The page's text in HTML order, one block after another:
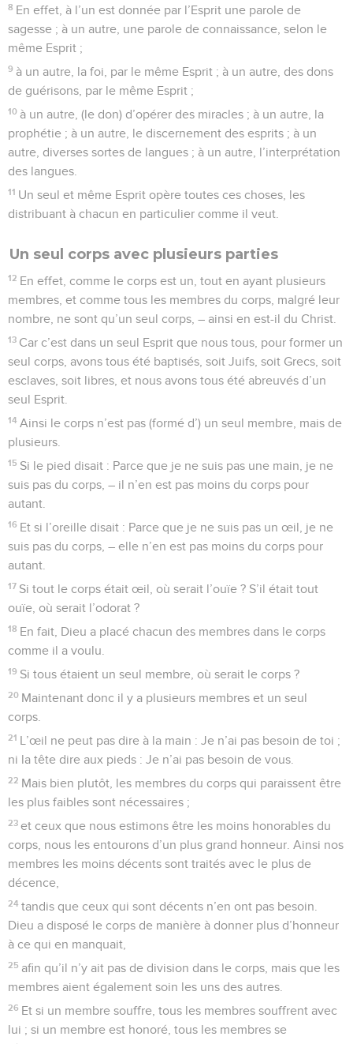
8 En effet, à l’un est donnée par l’Esprit une parole de
sagesse ; à un autre, une parole de connaissance, selon le
même Esprit ;
9 à un autre, la foi, par le même Esprit ; à un autre, des dons
de guérisons, par le même Esprit ;
10 à un autre, (le don) d’opérer des miracles ; à un autre, la
prophétie ; à un autre, le discernement des esprits ; à un
autre, diverses sortes de langues ; à un autre, l’interprétation
des langues.
11 Un seul et même Esprit opère toutes ces choses, les
distribuant à chacun en particulier comme il veut.
Un seul corps avec plusieurs parties
12 En effet, comme le corps est un, tout en ayant plusieurs
membres, et comme tous les membres du corps, malgré leur
nombre, ne sont qu’un seul corps, – ainsi en est-il du Christ.
13 Car c’est dans un seul Esprit que nous tous, pour former un
seul corps, avons tous été baptisés, soit Juifs, soit Grecs, soit
esclaves, soit libres, et nous avons tous été abreuvés d’un
seul Esprit.
14 Ainsi le corps n’est pas (formé d’) un seul membre, mais de
plusieurs.
15 Si le pied disait : Parce que je ne suis pas une main, je ne
suis pas du corps, – il n’en est pas moins du corps pour
autant.
16 Et si l’oreille disait : Parce que je ne suis pas un œil, je ne
suis pas du corps, – elle n’en est pas moins du corps pour
autant.
17 Si tout le corps était œil, où serait l’ouïe ? S’il était tout
ouïe, où serait l’odorat ?
18 En fait, Dieu a placé chacun des membres dans le corps
comme il a voulu.
19 Si tous étaient un seul membre, où serait le corps ?
20 Maintenant donc il y a plusieurs membres et un seul
corps.
21 L’œil ne peut pas dire à la main : Je n’ai pas besoin de toi ;
ni la tête dire aux pieds : Je n’ai pas besoin de vous.
22 Mais bien plutôt, les membres du corps qui paraissent être
les plus faibles sont nécessaires ;
23 et ceux que nous estimons être les moins honorables du
corps, nous les entourons d’un plus grand honneur. Ainsi nos
membres les moins décents sont traités avec le plus de
décence,
24 tandis que ceux qui sont décents n’en ont pas besoin.
Dieu a disposé le corps de manière à donner plus d’honneur
à ce qui en manquait,
25 afin qu’il n’y ait pas de division dans le corps, mais que les
membres aient également soin les uns des autres.
26 Et si un membre souffre, tous les membres souffrent avec
lui ; si un membre est honoré, tous les membres se